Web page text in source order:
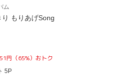
ム
り もりあげSong
円（65%）おトク
5P